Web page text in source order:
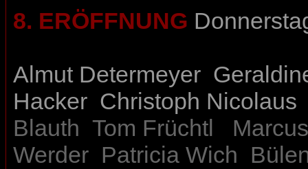
8. ERÖFFNUNG
Almut Determeyer
Hacker Christoph Nicolaus
Blauth Tom Früchtl
Werder Patricia Wich